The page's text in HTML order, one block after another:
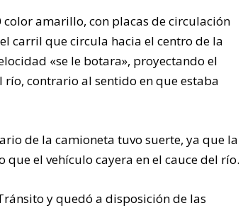
amarillo, con placas de circulación
carril que circula hacia el centro de la
«se le botara», proyectando el
contrario al sentido en que estaba
de la camioneta tuvo suerte, ya que la
el vehículo cayera en el cauce del río.
y quedó a disposición de las